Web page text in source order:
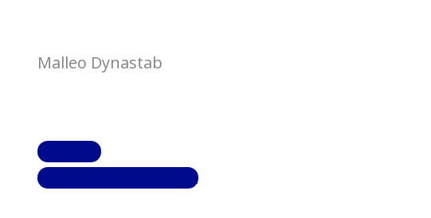
Malleo Dynastab
Koop nu
Bekijk productpagina